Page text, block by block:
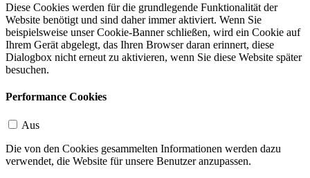
Diese Cookies werden für die grundlegende Funktionalität der
Website benötigt und sind daher immer aktiviert. Wenn Sie
beispielsweise unser Cookie-Banner schließen, wird ein Cookie auf
Ihrem Gerät abgelegt, das Ihren Browser daran erinnert, diese
Dialogbox nicht erneut zu aktivieren, wenn Sie diese Website später
besuchen.
Performance Cookies
Aus
Die von den Cookies gesammelten Informationen werden dazu
verwendet, die Website für unsere Benutzer anzupassen.